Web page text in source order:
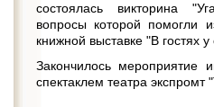
состоялась викторина
вопросы которой помогли
книжной выставке "В гостях у
Закончилось мероприятие
спектаклем театра экспромт